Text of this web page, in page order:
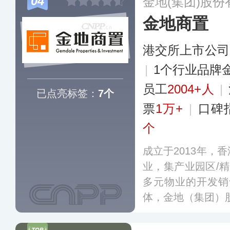
关领域提供智慧
多
已点亮标签： 7个
金地商置
港交所上市公司
| 1个行业品牌
员工2004+人 |
票1万+ | 口碑
个
成立于2013年，
业，集产业园区/
多元物业的开发
体，金地（集团